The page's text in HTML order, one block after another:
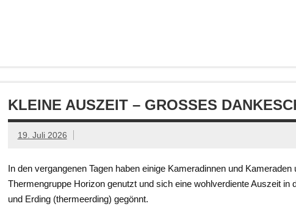
KLEINE AUSZEIT – GROSSES
19. Juli 2026
In den vergangenen Tagen haben einige Kameradinnen und
Thermengruppe Horizon genutzt und sich eine wohlverdiente Auszeit in
und Erding (thermeerding) gegönnt.